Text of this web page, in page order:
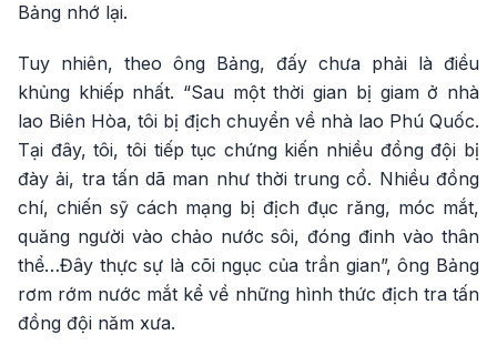
Bảng nhớ lại.
Tuy nhiên, theo ông Bảng, đấy chưa phải là điều
khủng khiếp nhất. “Sau một thời gian bị giam ở nhà
lao Biên Hòa, tôi bị địch chuyển về nhà lao Phú Quốc.
Tại đây, tôi, tôi tiếp tục chứng kiến nhiều đồng đội bị
đày ải, tra tấn dã man như thời trung cổ. Nhiều đồng
chí, chiến sỹ cách mạng bị địch đục răng, móc mắt,
quăng người vào chảo nước sôi, đóng đinh vào thân
thể…Đây thực sự là cõi ngục của trần gian”, ông Bảng
rơm rớm nước mắt kể về những hình thức địch tra tấn
đồng đội năm xưa.